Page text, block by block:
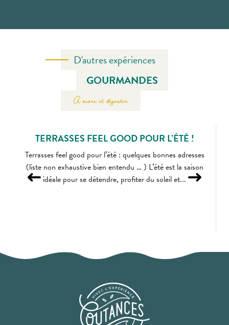
D'autres expériences
GOURMANDES
A vivre et déguster
TERRASSES FEEL GOOD POUR L’ÉTÉ !
Terrasses feel good pour l’été : quelques bonnes adresses
(liste non exhaustive bien entendu … ) L’été est la saison
idéale pour se détendre, profiter du soleil et...